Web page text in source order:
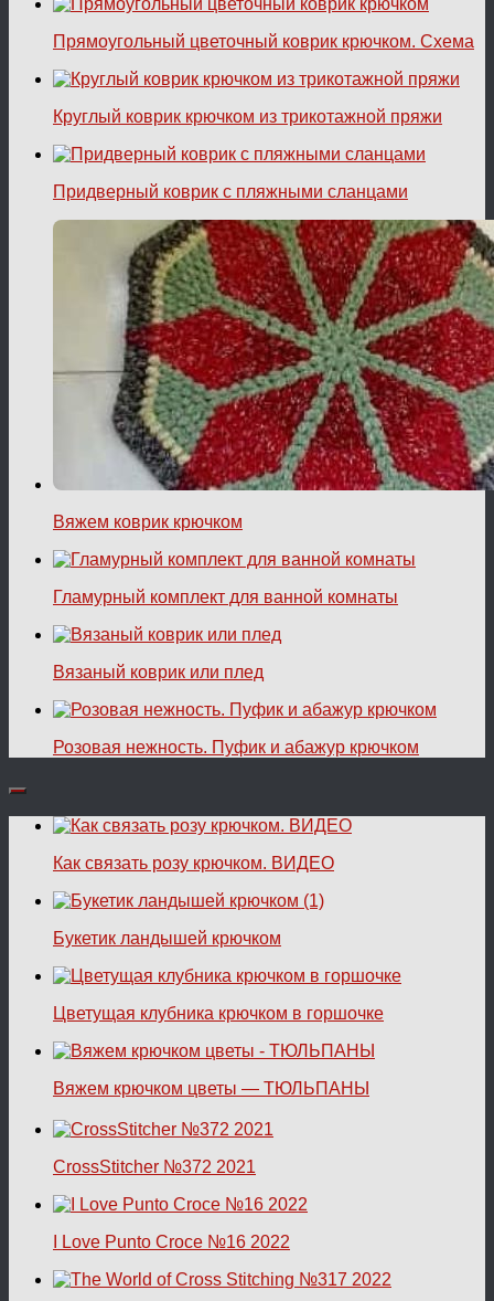
Прямоугольный цветочный коврик крючком. Схема
Круглый коврик крючком из трикотажной пряжи
Придверный коврик с пляжными сланцами
Вяжем коврик крючком
Гламурный комплект для ванной комнаты
Вязаный коврик или плед
Розовая нежность. Пуфик и абажур крючком
Как связать розу крючком. ВИДЕО
Букетик ландышей крючком
Цветущая клубника крючком в горшочке
Вяжем крючком цветы — ТЮЛЬПАНЫ
CrossStitcher №372 2021
I Love Punto Croce №16 2022